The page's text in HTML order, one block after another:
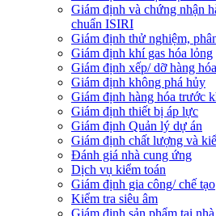
Giám định và chứng nhận
chuẩn ISIRI
Giám định thử nghiệm,
Giám định khí gas hóa lỏng
Giám định xếp/ dỡ hàng hóa
Giám định không phá hủy
Giám định hàng hóa trước
Giám định thiết bị áp lực
Giám định Quản lý dự án
Giám định chất lượng và
Đánh giá nhà cung ứng
Dịch vụ kiểm toán
Giám định gia công/ chế tạo
Kiểm tra siêu âm
Giám định sản phẩm tại